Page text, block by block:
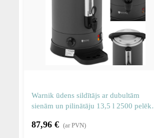
Warnik ūdens sildītājs ar dubultām
sienām un pilinātāju 13,5 l 2500
87,96 € (ar PVN)